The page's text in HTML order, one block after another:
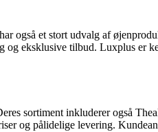
også et stort udvalg af
eksklusive tilbud. Luxplus er
sortiment inkluderer også
og pålidelige levering.